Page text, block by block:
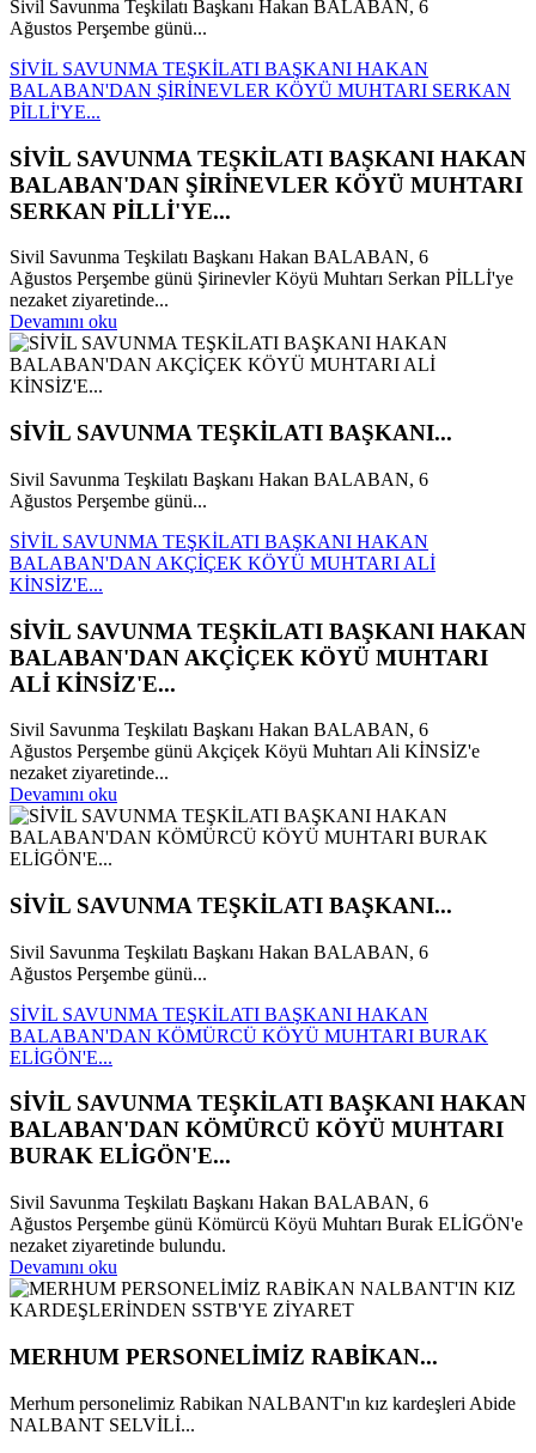
Sivil Savunma Teşkilatı Başkanı Hakan BALABAN, 6
Ağustos Perşembe günü...
SİVİL SAVUNMA TEŞKİLATI BAŞKANI HAKAN
BALABAN'DAN ŞİRİNEVLER KÖYÜ MUHTARI SERKAN
PİLLİ'YE...
SİVİL SAVUNMA TEŞKİLATI BAŞKANI HAKAN
BALABAN'DAN ŞİRİNEVLER KÖYÜ MUHTARI
SERKAN PİLLİ'YE...
Sivil Savunma Teşkilatı Başkanı Hakan BALABAN, 6
Ağustos Perşembe günü Şirinevler Köyü Muhtarı Serkan PİLLİ'ye
nezaket ziyaretinde...
Devamını oku
SİVİL SAVUNMA TEŞKİLATI BAŞKANI...
Sivil Savunma Teşkilatı Başkanı Hakan BALABAN, 6
Ağustos Perşembe günü...
SİVİL SAVUNMA TEŞKİLATI BAŞKANI HAKAN
BALABAN'DAN AKÇİÇEK KÖYÜ MUHTARI ALİ
KİNSİZ'E...
SİVİL SAVUNMA TEŞKİLATI BAŞKANI HAKAN
BALABAN'DAN AKÇİÇEK KÖYÜ MUHTARI
ALİ KİNSİZ'E...
Sivil Savunma Teşkilatı Başkanı Hakan BALABAN, 6
Ağustos Perşembe günü Akçiçek Köyü Muhtarı Ali KİNSİZ'e
nezaket ziyaretinde...
Devamını oku
SİVİL SAVUNMA TEŞKİLATI BAŞKANI...
Sivil Savunma Teşkilatı Başkanı Hakan BALABAN, 6
Ağustos Perşembe günü...
SİVİL SAVUNMA TEŞKİLATI BAŞKANI HAKAN
BALABAN'DAN KÖMÜRCÜ KÖYÜ MUHTARI BURAK
ELİGÖN'E...
SİVİL SAVUNMA TEŞKİLATI BAŞKANI HAKAN
BALABAN'DAN KÖMÜRCÜ KÖYÜ MUHTARI
BURAK ELİGÖN'E...
Sivil Savunma Teşkilatı Başkanı Hakan BALABAN, 6
Ağustos Perşembe günü Kömürcü Köyü Muhtarı Burak ELİGÖN'e
nezaket ziyaretinde bulundu.
Devamını oku
MERHUM PERSONELİMİZ RABİKAN...
Merhum personelimiz Rabikan NALBANT'ın kız kardeşleri Abide
NALBANT SELVİLİ...